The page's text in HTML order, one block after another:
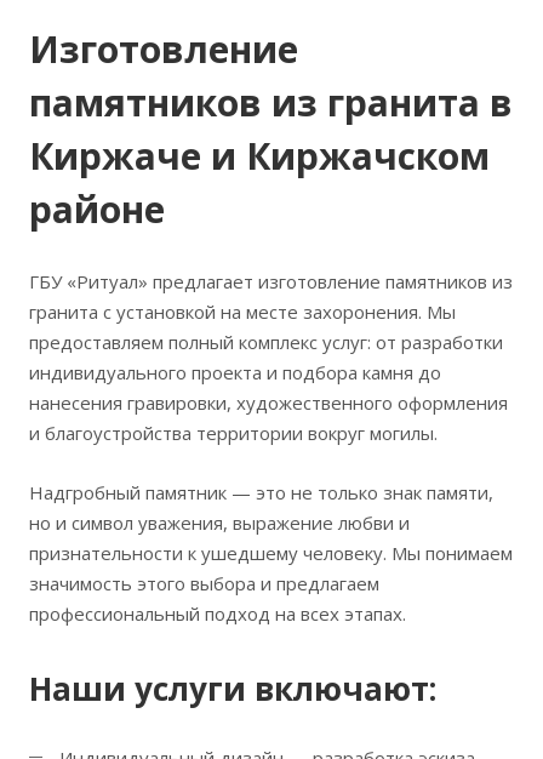
Изготовление
памятников из гранита в
Киржаче и Киржачском
районе
ГБУ «Ритуал» предлагает изготовление памятников из
гранита с установкой на месте захоронения. Мы
предоставляем полный комплекс услуг: от разработки
индивидуального проекта и подбора камня до
нанесения гравировки, художественного оформления
и благоустройства территории вокруг могилы.
Надгробный памятник — это не только знак памяти,
но и символ уважения, выражение любви и
признательности к ушедшему человеку. Мы понимаем
значимость этого выбора и предлагаем
профессиональный подход на всех этапах.
Наши услуги включают: